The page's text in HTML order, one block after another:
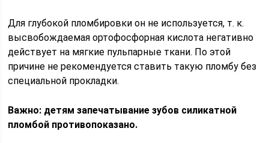
Для глубокой пломбировки он не используется, т. к.
высвобождаемая ортофосфорная кислота негативно
действует на мягкие пульпарные ткани. По этой
причине не рекомендуется ставить такую пломбу без
специальной прокладки.
Важно: детям запечатывание зубов силикатной
пломбой противопоказано.